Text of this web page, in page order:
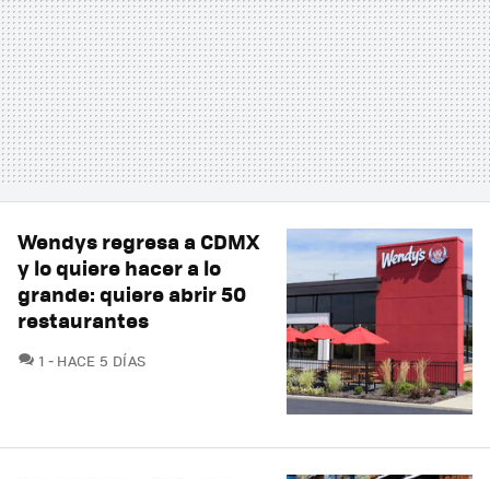
Wendys regresa a CDMX
y lo quiere hacer a lo
grande: quiere abrir 50
restaurantes
1 COMENTARIOS
HACE 5 DÍAS